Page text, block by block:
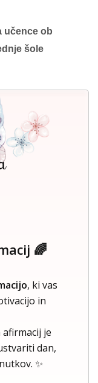
učence ob
šole
🌈
, ki vas
in
je
dan,
✨